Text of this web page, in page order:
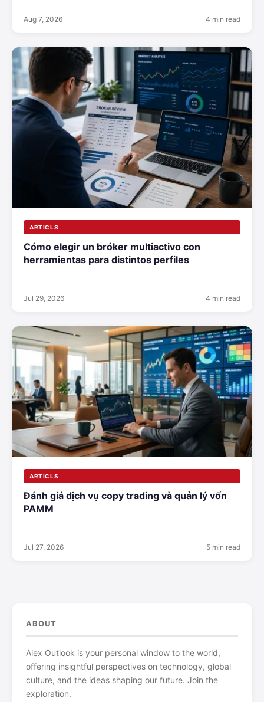
Aug 7, 2026 4 min read
ARTICLS
Cómo elegir un bróker multiactivo con
herramientas para distintos perfiles
Jul 29, 2026 4 min read
ARTICLS
Đánh giá dịch vụ copy trading và quản lý vốn
PAMM
Jul 27, 2026 5 min read
ABOUT
Alex Outlook is your personal window to the world,
offering insightful perspectives on technology, global
culture, and the ideas shaping our future. Join the
exploration.